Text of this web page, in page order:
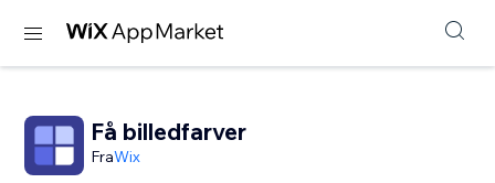
Få billedfarver
FraWix